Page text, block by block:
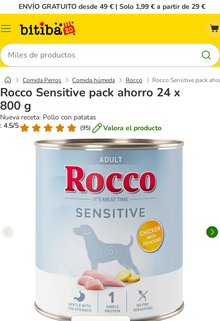
ENVÍO GRATUITO desde 49 € | Solo 1,99 € a partir de 29 €
Menú
Buscar
Comida Perros Comida húmeda Rocco Rocco Sensitive pack
Rocco Sensitive pack ahorro 24 x
800 g
Nueva receta: Pollo con patatas
: 4.5/5
(95) Valora el producto